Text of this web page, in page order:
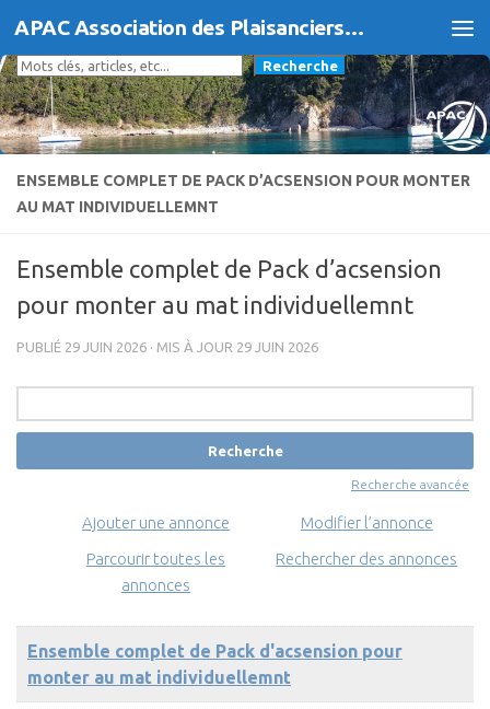
Skip to content APAC Association des Plaisanciers d'Agde et du Cap
Rechercher
Recherche
ENSEMBLE COMPLET DE PACK D’ACSENSION POUR MONTER
AU MAT INDIVIDUELLEMNT
Ensemble complet de Pack d’acsension
pour monter au mat individuellemnt
PUBLIÉ 29 JUIN 2026 · MIS À JOUR 29 JUIN 2026
Recherche avancée
Ajouter une annonce
Modifier l’annonce
Parcourir toutes les
annonces
Rechercher des annonces
Ensemble complet de Pack d'acsension pour
monter au mat individuellemnt